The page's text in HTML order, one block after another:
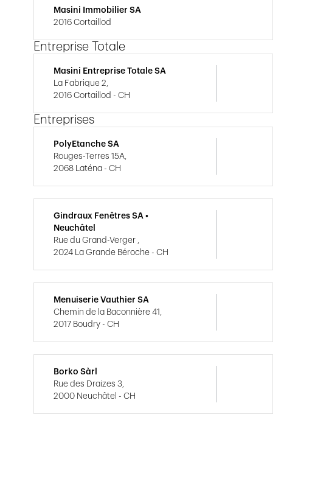
Masini Immobilier SA
2016 Cortaillod
Entreprise Totale
Masini Entreprise Totale SA
La Fabrique 2,
2016 Cortaillod - CH
Entreprises
PolyEtanche SA
Rouges-Terres 15A,
2068 Laténa - CH
Gindraux Fenêtres SA •
Neuchâtel
Rue du Grand-Verger ,
2024 La Grande Béroche - CH
Menuiserie Vauthier SA
Chemin de la Baconnière 41,
2017 Boudry - CH
Borko Sàrl
Rue des Draizes 3,
2000 Neuchâtel - CH